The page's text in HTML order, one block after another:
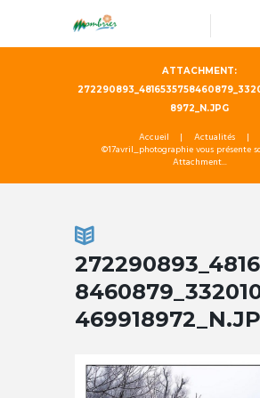
ATTACHMENT:
8972_N.JPG
Accueil
Actualités
©17avril_photographie vous présente
Attachment...